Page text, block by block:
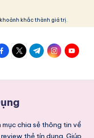
khắc thành giá trị.
twitter.com
t.me
chia sẻ thông tin về
thẻ tín dụng. Giúp